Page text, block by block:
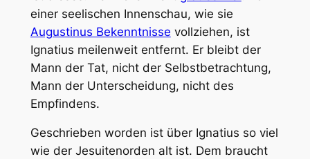
einer seelischen Innenschau, wie sie
Augustinus Bekenntnisse vollziehen, ist
Ignatius meilenweit entfernt. Er bleibt der
Mann der Tat, nicht der Selbstbetrachtung,
Mann der Unterscheidung, nicht des
Empfindens.
Geschrieben worden ist über Ignatius so viel
wie der Jesuitenorden alt ist. Dem braucht